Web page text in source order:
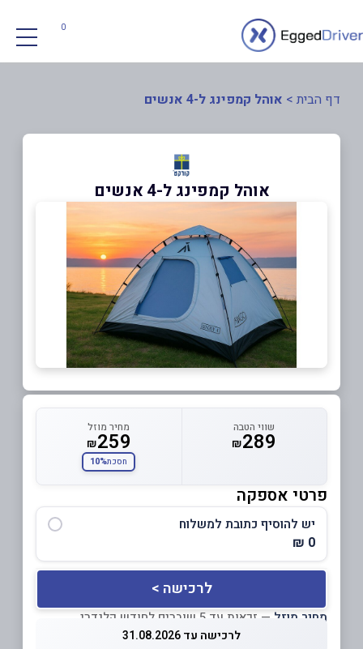
0
דף הבית > אוהל קמפינג ל-4 אנשים
אוהל קמפינג ל-4 אנשים
שווי הטבה
₪289
מחיר מוזל
₪259
חסכת10%
פרטי אספקה
יש להוסיף כתובת למשלוח
0 ₪
לרכישה >
מחיר מוזל — זכאות עד 5 שוברים לחודש קלנדרי
לרכישה עד 31.08.2026